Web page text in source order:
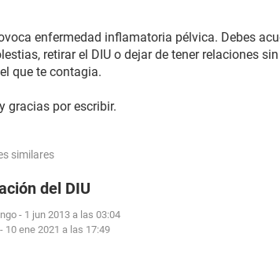
enfermedad inflamatoria pélvica. Debes
retirar el DIU o dejar de tener relaciones
que te contagia.
gracias por escribir.
similares
del DIU
- 1 jun 2013 a las 03:04
- 10 ene 2021 a las 17:49